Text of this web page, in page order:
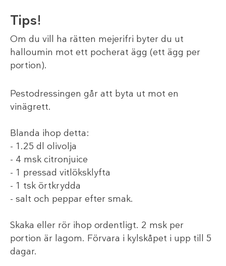
Tips!
Om du vill ha rätten mejerifri byter du ut
halloumin mot ett pocherat ägg (ett ägg per
portion).
Pestodressingen går att byta ut mot en
vinägrett.
Blanda ihop detta:
- 1.25 dl olivolja
- 4 msk citronjuice
- 1 pressad vitlöksklyfta
- 1 tsk örtkrydda
- salt och peppar efter smak.
Skaka eller rör ihop ordentligt. 2 msk per
portion är lagom. Förvara i kylskåpet i upp till 5
dagar.